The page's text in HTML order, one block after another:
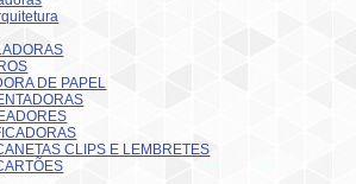
DE PAPEL
CLIPS E LEMBRETES